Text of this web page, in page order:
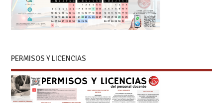
PERMISOS Y LICENCIAS